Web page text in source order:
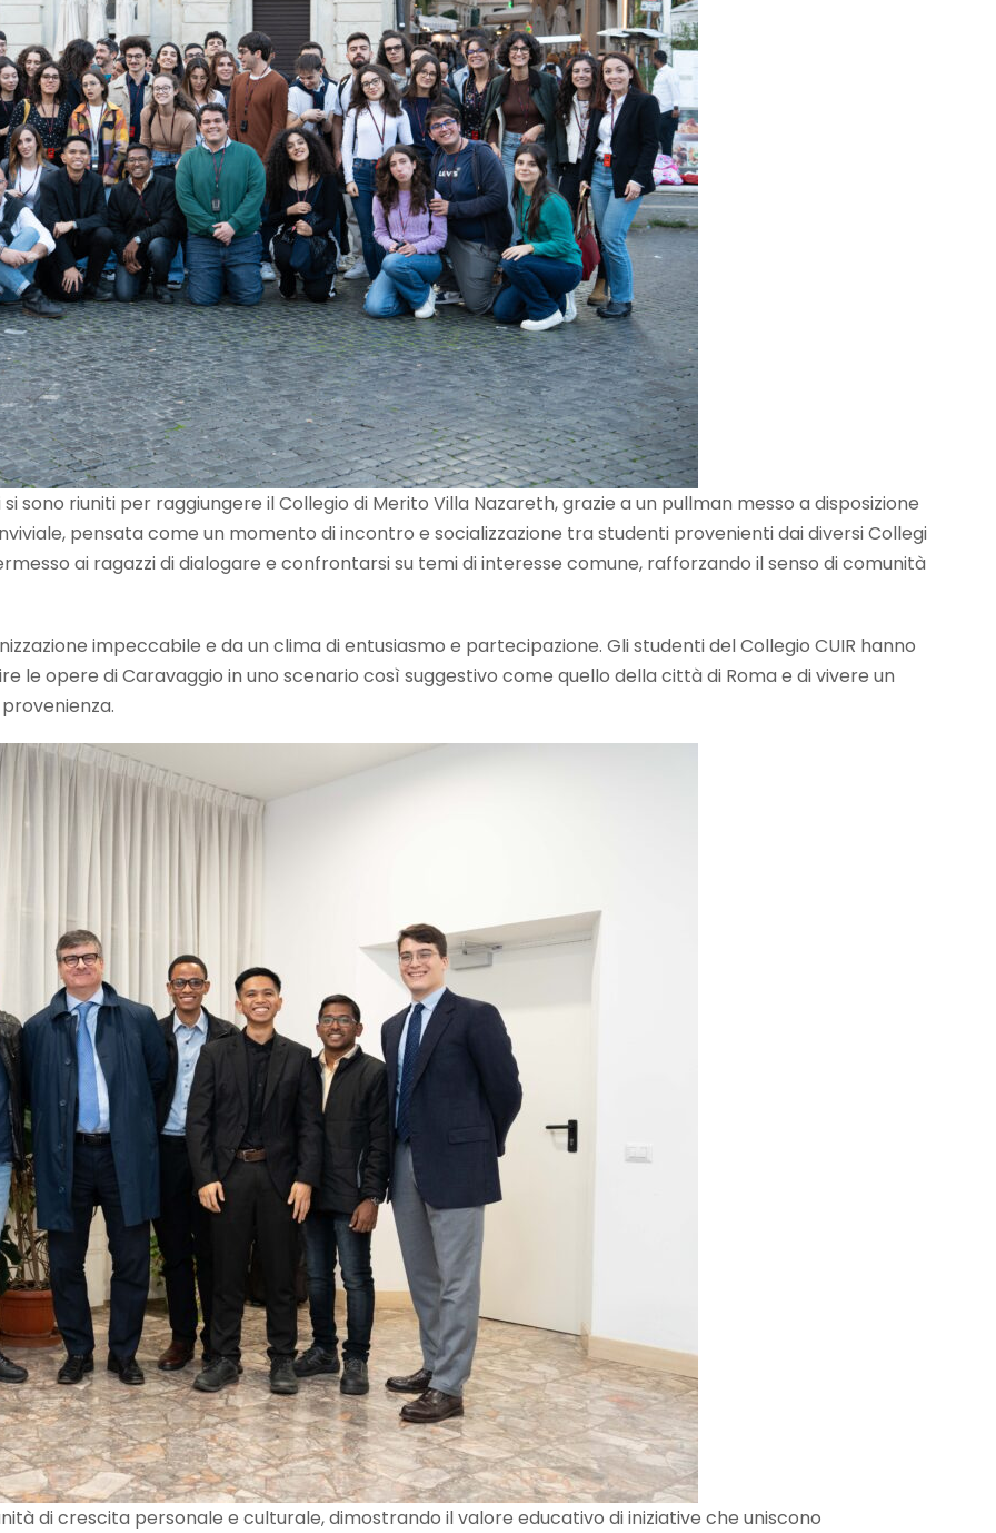
sono riuniti per raggiungere il Collegio di Merito Villa Nazareth, grazie a un pullman messo a disposizione
pensata come un momento di incontro e socializzazione tra studenti provenienti dai diversi Collegi
ai ragazzi di dialogare e confrontarsi su temi di interesse comune, rafforzando il senso di comunità
impeccabile e da un clima di entusiasmo e partecipazione. Gli studenti del Collegio CUIR hanno
opere di Caravaggio in uno scenario così suggestivo come quello della città di Roma e di vivere un
di crescita personale e culturale, dimostrando il valore educativo di iniziative che uniscono